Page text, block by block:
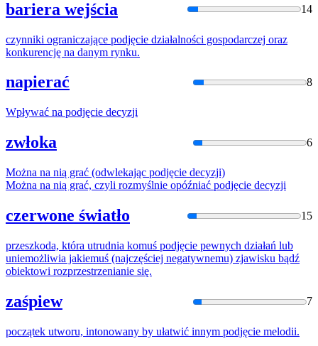
bariera wejścia 14
czynniki ograniczające podjęcie działalności gospodarczej oraz
konkurencję na danym rynku.
napierać 8
Wpływać na podjęcie decyzji
zwłoka 6
Można na nią grać (odwlekając podjęcie decyzji)
Można na nią grać, czyli rozmyślnie opóźniać podjęcie decyzji
czerwone światło 15
przeszkoda, która utrudnia komuś podjęcie pewnych działań lub
uniemożliwia jakiemuś (najczęściej negatywnemu) zjawisku bądź
obiektowi rozprzestrzenianie się.
zaśpiew 7
początek utworu, intonowany by ułatwić innym podjęcie melodii.